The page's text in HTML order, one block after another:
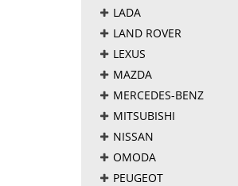
LADA
LAND ROVER
LEXUS
MAZDA
MERCEDES-BENZ
MITSUBISHI
NISSAN
OMODA
PEUGEOT